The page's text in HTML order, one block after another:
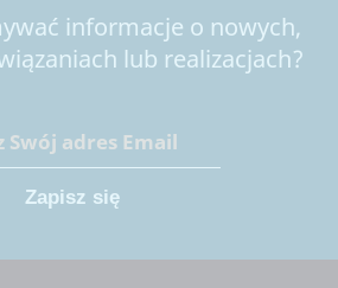
informacje o nowych,
lub realizacjach?